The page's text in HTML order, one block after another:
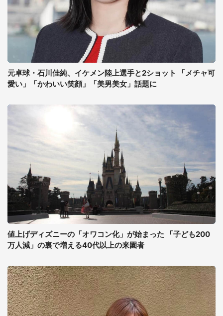
元卓球・石川佳純、イケメン陸上選手と2ショット 「メチャ可
愛い」「かわいい笑顔」「美男美女」話題に
値上げディズニーの「オワコン化」が始まった 「子ども200
万人減」の裏で増える40代以上の来園者